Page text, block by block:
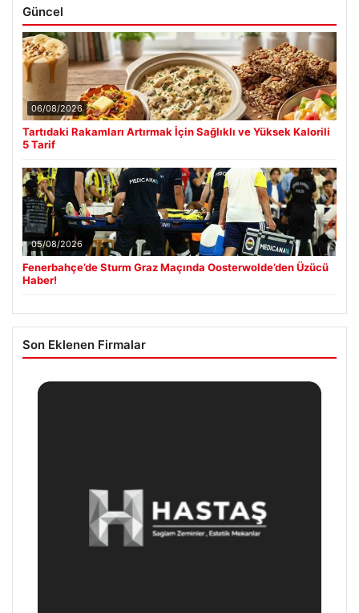
Güncel
06/08/2026
Tartıdaki Rakamları Artırmak İçin Sağlıklı ve Yüksek Kalorili
5 Tarif
05/08/2026
Fenerbahçe’de Sturm Graz Maçında Oosterwolde’den Üzücü
Haber!
Son Eklenen Firmalar